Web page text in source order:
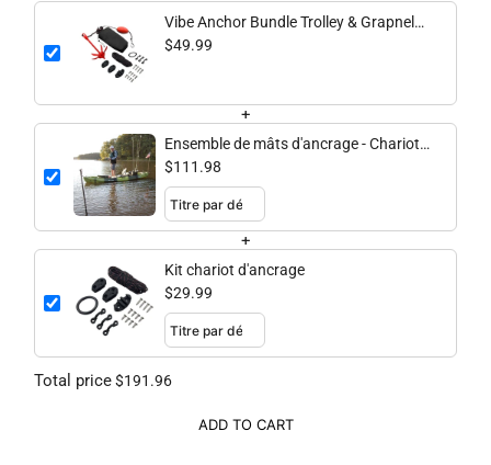
Vibe Anchor Bundle Trolley & Grapnel
Anchor
$49.99
+
Ensemble de mâts d'ancrage - Chariot
et mât d'ancrage en fibre de verre de 7
pieds
$111.98
+
Kit chariot d'ancrage
$29.99
Total price$191.96
ADD TO CART